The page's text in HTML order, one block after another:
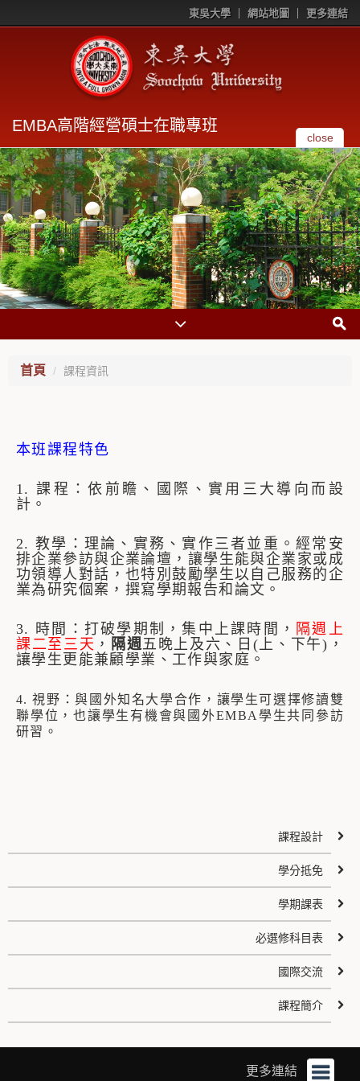
東吳大學 網站地圖 更多連結
EMBA高階經營碩士在職專班
close
首頁 課程資訊
本班課程特色
1.課程：依前瞻、國際、實用三大導向而設
計。
2.教學：理論、實務、實作三者並重。經常安
排企業參訪與企業論壇，讓學生能與企業家或成
功領導人對話，也特別鼓勵學生以自己服務的企
業為研究個案，撰寫學期報告和論文。
3. 時間：打破學期制，集中上課時間， 隔週上
課二至三天 ， 隔週五晚上及六、日 (上、下午) ，
讓學生更能兼顧學業、工作與家庭。
4.視野：與國外知名大學合作，讓學生可選擇修讀雙
聯學位，也讓學生有機會與國外EMBA 學生共同參訪
研習。
課程設計
學分抵免
學期課表
必選修科目表
國際交流
課程簡介
更多連結